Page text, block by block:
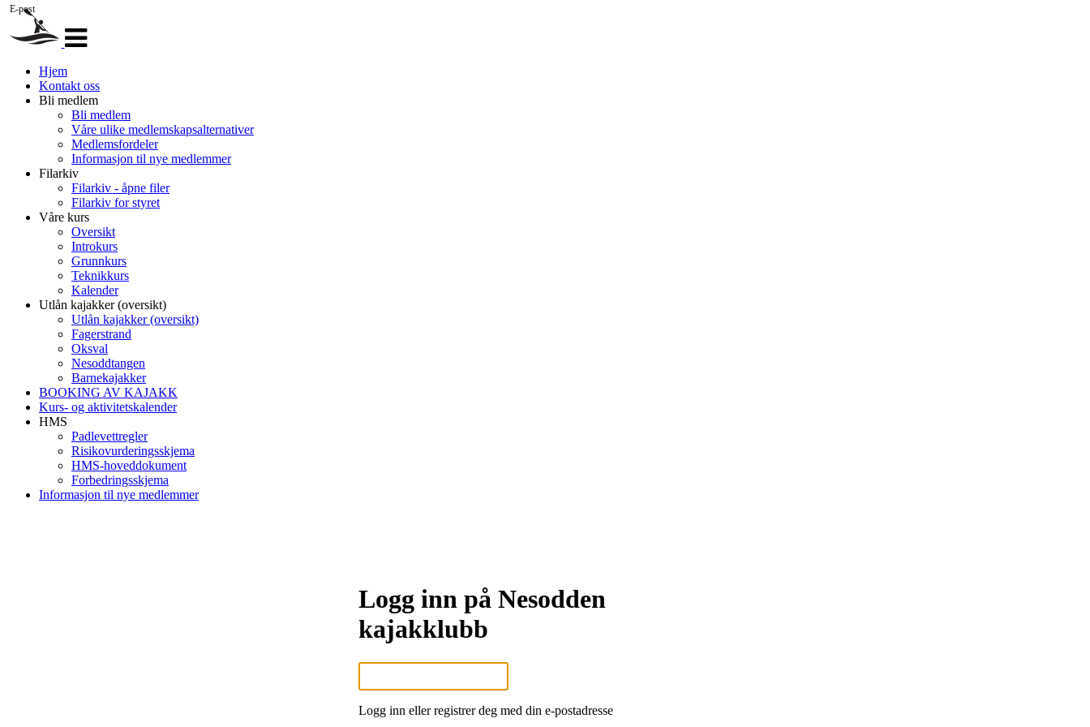
navigasjon
Hjem
Kontakt oss
Bli medlem
Bli medlem
Våre ulike medlemskapsalternativer
Medlemsfordeler
Informasjon til nye medlemmer
Filarkiv
Filarkiv - åpne filer
Filarkiv for styret
Våre kurs
Oversikt
Introkurs
Grunnkurs
Teknikkurs
Kalender
Utlån kajakker (oversikt)
Utlån kajakker (oversikt)
Fagerstrand
Oksval
Nesoddtangen
Barnekajakker
BOOKING AV KAJAKK
Kurs- og aktivitetskalender
HMS
Padlevettregler
Risikovurderingsskjema
HMS-hoveddokument
Forbedringsskjema
Informasjon til nye medlemmer
Logg inn på Nesodden
kajakklubb
E-post
Logg inn eller registrer deg med din e-postadresse